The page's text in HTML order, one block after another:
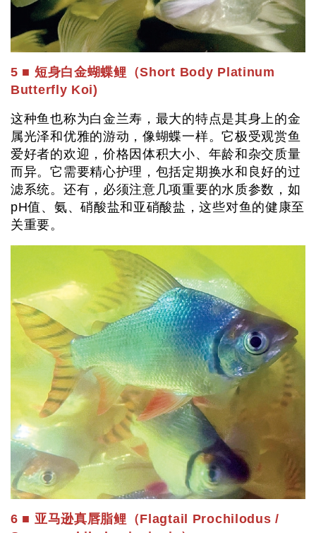
5 ■ 短身白金蝴蝶鲤（Short Body Platinum
Butterfly Koi)
这种鱼也称为白金兰寿，最大的特点是其身上的金
属光泽和优雅的游动，像蝴蝶一样。它极受观赏鱼
爱好者的欢迎，价格因体积大小、年龄和杂交质量
而异。它需要精心护理，包括定期换水和良好的过
滤系统。还有，必须注意几项重要的水质参数，如
pH值、氨、硝酸盐和亚硝酸盐，这些对鱼的健康至
关重要。
6 ■ 亚马逊真唇脂鲤（Flagtail Prochilodus /